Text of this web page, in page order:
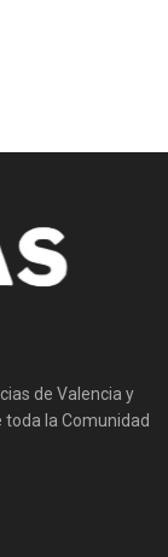
de Valencia y
toda la Comunidad